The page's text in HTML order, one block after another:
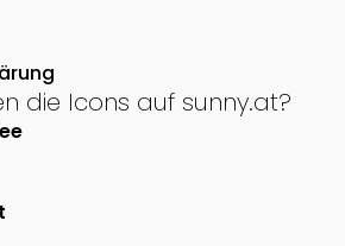
die Icons auf sunny.at?